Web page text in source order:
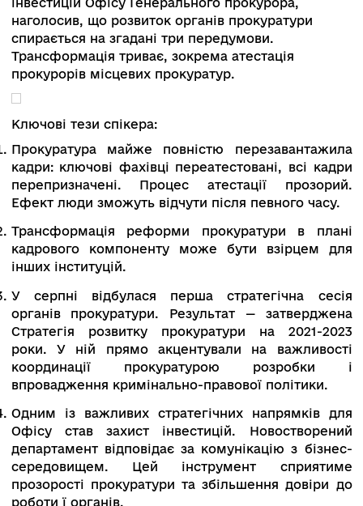
діяльності і бездіяльності.
Народний депутат висловив тези:
Запущені за 6-7 років ініціатив по
правоохоронній системі не доведені до
Замість доопрацювання влада нагромаджує
ідеї. Вдосконалення правил неможливі
чіткого аналізу статусу виконання.
Будь-яка реформа і система має три
блоки: правила, ресурси, люди. З точки
забезпечена (крім СБУ). У межах
держави правоохоронні органи
забезпечені дуже непогано. Питання
добору людей не вирішено і на ньому
сфокусуватися.
«Ця історія пущена на гальма. У законі це
прописано, ресурси ми дали. Але це не
тому що керівництво МЗС цього не хоче. Це,
напевно, є одною з першопричин буксування
якості роботи правоохоронців. Історія про
Кагарлик для мене — лакмусовий папірець
реформи правоохоронної системи. Це
кадрової політики», — резюмував спікер.